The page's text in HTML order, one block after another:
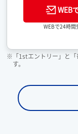
WEB
WEBで24時間
※「1stエントリー」と「
す。